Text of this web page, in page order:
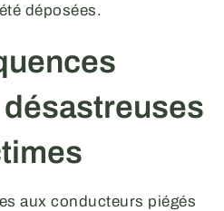
déposées.
aux conducteurs piégés